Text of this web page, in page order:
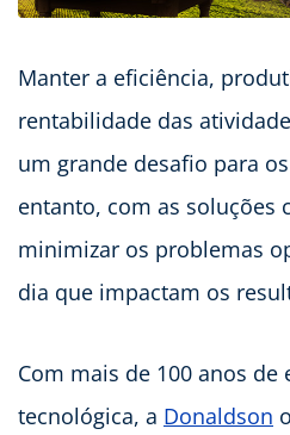
Manter a eficiência,
rentabilidade das
um grande desafio para
entanto, com as soluções
minimizar os problemas
dia que impactam os
Com mais de 100 anos de
tecnológica, a Donaldson